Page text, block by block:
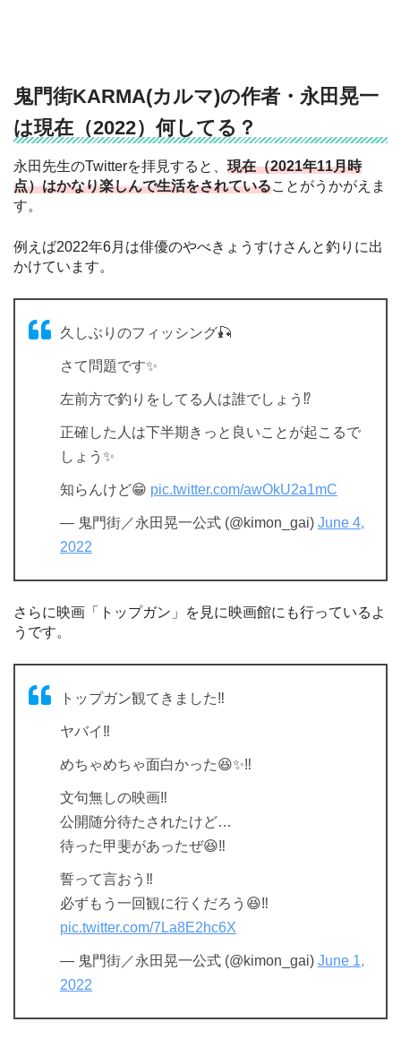
鬼門街KARMA(カルマ)の作者・永田晃一
は現在（2022）何してる？
永田先生のTwitterを拝見すると、 現在（2021年11月時
点）はかなり楽しんで生活をされていることがうかがえま
す。
例えば2022年6月は俳優のやべきょうすけさんと釣りに出
かけています。
久しぶりのフィッシング🎣
さて問題です✨
左前方で釣りをしてる人は誰でしょう⁉️
正確した人は下半期きっと良いことが起こるで
しょう✨
知らんけど😁 pic.twitter.com/awOkU2a1mC
— 鬼門街／永田晃一公式 (@kimon_gai) June 4,
2022
さらに映画「トップガン」を見に映画館にも行っているよ
うです。
トップガン観てきました‼️
ヤバイ‼️
めちゃめちゃ面白かった😆✨‼️
文句無しの映画‼️
公開随分待たされたけど…
待った甲斐があったぜ😆‼️
誓って言おう‼️
必ずもう一回観に行くだろう😆‼️
pic.twitter.com/7La8E2hc6X
— 鬼門街／永田晃一公式 (@kimon_gai) June 1,
2022